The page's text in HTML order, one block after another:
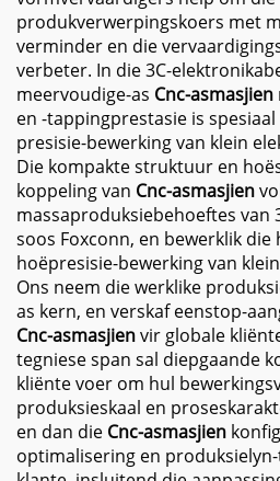
produkverwerpingskoers met
verminder en die
verbeter. In die 3C-
meervoudige-as Cnc-asmasjien
en -tappingprestasie is
presisie-bewerking van klein
Die kompakte struktuur en
koppeling van Cnc-asmasjien
massaproduksiebehoeftes van
soos Foxconn, en bewerklik
hoëpresisie-bewerking van
Ons neem die werklike
as kern, en verskaf eenstop-
Cnc-asmasjienvir globale
tegniese span sal diepgaande
kliënte voer om hul
produksieskaal en
en dan die Cnc-asmasjien
optimalisering en